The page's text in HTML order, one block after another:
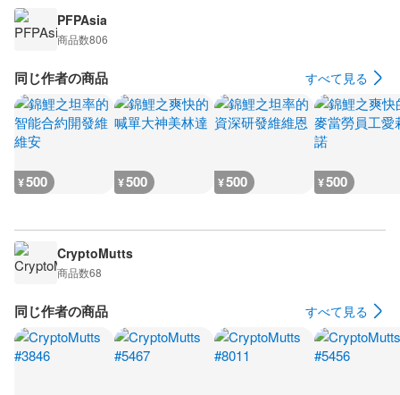
PFPAsia
商品数806
同じ作者の商品 すべて見る
¥500 ¥500 ¥500 ¥500
CryptoMutts
商品数68
同じ作者の商品 すべて見る